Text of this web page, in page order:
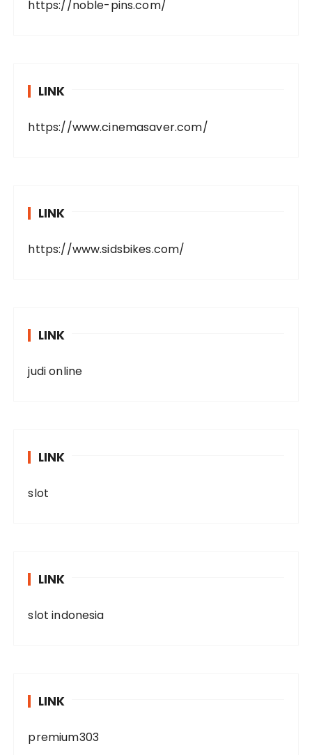
https://noble-pins.com/
LINK
https://www.cinemasaver.com/
LINK
https://www.sidsbikes.com/
LINK
judi online
LINK
slot
LINK
slot indonesia
LINK
premium303